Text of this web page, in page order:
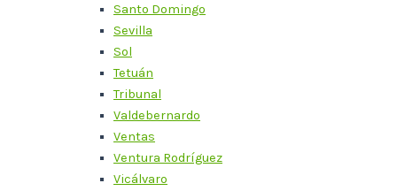
Santo Domingo
Sevilla
Sol
Tetuán
Tribunal
Valdebernardo
Ventas
Ventura Rodríguez
Vicálvaro